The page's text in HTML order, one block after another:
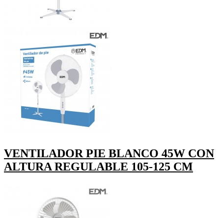
VENTILADOR PIE BLANCO 45W CON
ALTURA REGULABLE 105-125 CM